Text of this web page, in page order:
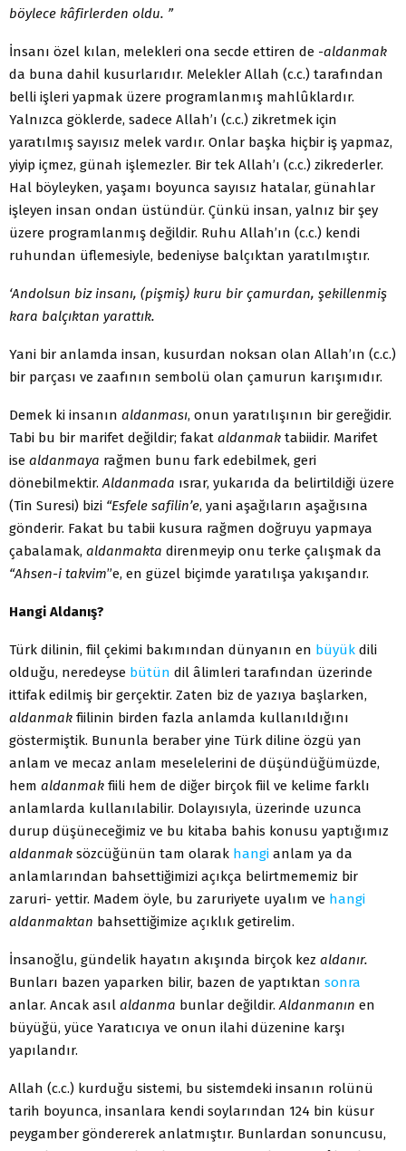
böylece kâfirlerden oldu. ”
İnsanı özel kılan, melekleri ona secde ettiren de -aldanmak
da buna dahil kusurlarıdır. Melekler Allah (c.c.) tarafından
belli işleri yapmak üzere programlanmış mahlûklardır.
Yalnızca gök­lerde, sadece Allah’ı (c.c.) zikretmek için
yaratılmış sayısız me­lek vardır. Onlar başka hiçbir iş yapmaz,
yiyip içmez, günah iş­lemezler. Bir tek Allah’ı (c.c.) zikrederler.
Hal böyleyken, yaşamı boyunca sayısız hatalar, günahlar
işleyen insan ondan üstündür. Çünkü insan, yalnız bir şey
üzere programlanmış değildir. Ruhu Allah’ın (c.c.) kendi
ruhundan üflemesiyle, bedeniyse balçıktan yaratılmıştır.
‘Andolsun biz insanı, (pişmiş) kuru bir çamurdan, şekillen­miş
kara balçıktan yarattık.
Yani bir anlamda insan, kusurdan noksan olan Allah’ın (c.c.)
bir parçası ve zaafının sembolü olan çamurun karışımıdır.
Demek ki insanın aldanması, onun yaratılışının bir gereği­dir.
Tabi bu bir marifet değildir; fakat aldanmak tabiidir. Marifet
ise aldanmaya rağmen bunu fark edebilmek, geri
dönebilmektir. Aldanmada ısrar, yukarıda da belirtildiği üzere
(Tin Suresi) bizi “Esfele safilin’e, yani aşağıların aşağısına
gönderir. Fakat bu ta­bii kusura rağmen doğruyu yapmaya
çabalamak, aldanmakta direnmeyip onu terke çalışmak da
“Ahsen-i takvim”e, en güzel bi­çimde yaratılışa yakışandır.
Hangi Aldanış?
Türk dilinin, fiil çekimi bakımından dünyanın en büyük dili
olduğu, neredeyse bütün dil âlimleri tarafından üzerinde
ittifak edilmiş bir gerçektir. Zaten biz de yazıya başlarken,
aldanmak fi­ilinin birden fazla anlamda kullanıldığını
göstermiştik. Bununla beraber yine Türk diline özgü yan
anlam ve mecaz anlam me­selelerini de düşündüğümüzde,
hem aldanmak fiili hem de diğer birçok fiil ve kelime farklı
anlamlarda kullanılabilir. Dolayısıyla, üzerinde uzunca
durup düşüneceğimiz ve bu kitaba bahis konusu yaptığımız
aldanmak sözcüğünün tam olarak hangi anlam ya da
anlamlarından bahsettiğimizi açıkça belirtmememiz bir
zaruri- yettir. Madem öyle, bu zaruriyete uyalım ve hangi
aldanmaktan bahsettiğimize açıklık getirelim.
İnsanoğlu, gündelik hayatın akışında birçok kez aldanır.
Bun­ları bazen yaparken bilir, bazen de yaptıktan sonra
anlar. Ancak asıl aldanma bunlar değildir. Aldanmanın en
büyüğü, yüce Ya­ratıcıya ve onun ilahi düzenine karşı
yapılandır.
Allah (c.c.) kurduğu sistemi, bu sistemdeki insanın rolünü
tarih boyunca, insanlara kendi soylarından 124 bin küsur
pey­gamber göndererek anlatmıştır. Bunlardan sonuncusu,